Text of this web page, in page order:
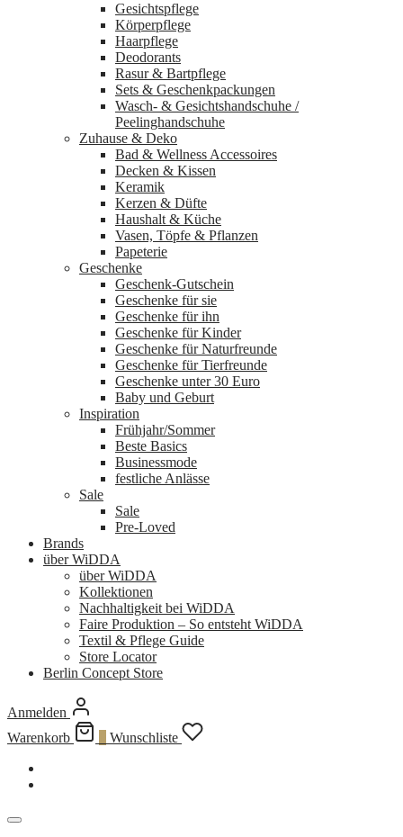
Gesichtspflege
Körperpflege
Haarpflege
Deodorants
Rasur & Bartpflege
Sets & Geschenkpackungen
Wasch‑ & Gesichtshandschuhe /
Peelinghandschuhe
Zuhause & Deko
Bad & Wellness Accessoires
Decken & Kissen
Keramik
Kerzen & Düfte
Haushalt & Küche
Vasen, Töpfe & Pflanzen
Papeterie
Geschenke
Geschenk-Gutschein
Geschenke für sie
Geschenke für ihn
Geschenke für Kinder
Geschenke für Naturfreunde
Geschenke für Tierfreunde
Geschenke unter 30 Euro
Baby und Geburt
Inspiration
Frühjahr/Sommer
Beste Basics
Businessmode
festliche Anlässe
Sale
Sale
Pre-Loved
Brands
über WiDDA
über WiDDA
Kollektionen
Nachhaltigkeit bei WiDDA
Faire Produktion – So entsteht WiDDA
Textil & Pflege Guide
Store Locator
Berlin Concept Store
Anmelden
Warenkorb
Wunschliste